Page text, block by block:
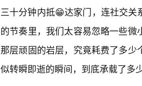
三十分钟内抵😁达家门，连社交
的节奏里，我们太容易忽略一些
那层顽固的岩层，究竟耗费了多
似转瞬即逝的瞬间，到底承载了多